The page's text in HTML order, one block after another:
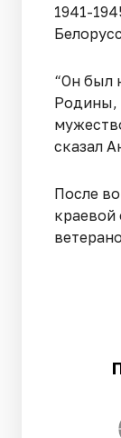
1941-
“Он был
Родины,
сказал
После
краевой